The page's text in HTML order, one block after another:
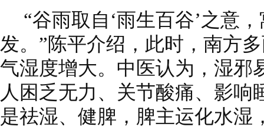
“谷雨取自‘雨生百谷’之意
发。”陈平介绍，此时，南方
气湿度增大。中医认为，湿邪
人困乏无力、关节酸痛、影
是祛湿、健脾，脾主运化水湿